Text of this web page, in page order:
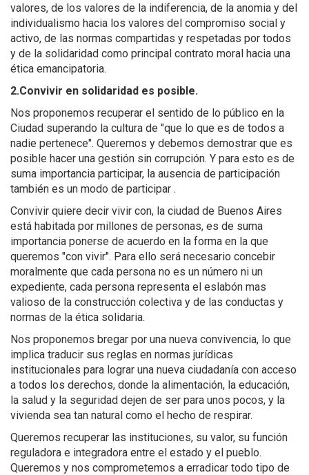
valores, de los valores de la indiferencia, de la anomia y del
individualismo hacia los valores del compromiso social y
activo, de las normas compartidas y respetadas por todos
y de la solidaridad como principal contrato moral hacia una
ética emancipatoria.
2.Convivir en solidaridad es posible.
Nos proponemos recuperar el sentido de lo público en la
Ciudad superando la cultura de "que lo que es de todos a
nadie pertenece". Queremos y debemos demostrar que es
posible hacer una gestión sin corrupción. Y para esto es de
suma importancia participar, la ausencia de participación
también es un modo de participar .
Convivir quiere decir vivir con, la ciudad de Buenos Aires
está habitada por millones de personas, es de suma
importancia ponerse de acuerdo en la forma en la que
queremos "con vivir". Para ello será necesario concebir
moralmente que cada persona no es un número ni un
expediente, cada persona representa el eslabón mas
valioso de la construcción colectiva y de las conductas y
normas de la ética solidaria.
Nos proponemos bregar por una nueva convivencia, lo que
implica traducir sus reglas en normas jurídicas
institucionales para lograr una nueva ciudadanía con acceso
a todos los derechos, donde la alimentación, la educación,
la salud y la seguridad dejen de ser para unos pocos, y la
vivienda sea tan natural como el hecho de respirar.
Queremos recuperar las instituciones, su valor, su función
reguladora e integradora entre el estado y el pueblo.
Queremos y nos comprometemos a erradicar todo tipo de